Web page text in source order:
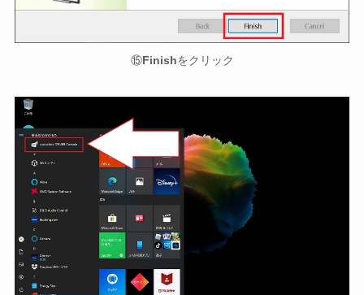
⑮Finishをクリック